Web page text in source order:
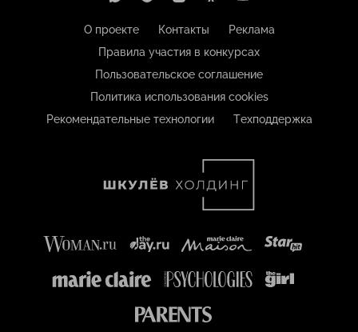
О проекте Контакты
Реклама
Правила участия в конкурсах
Пользовательское соглашение
Политика использования cookies
Рекомендательные технологии
Техподдержка